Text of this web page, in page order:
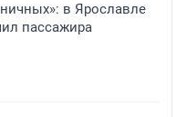
в Ярославле
пассажира